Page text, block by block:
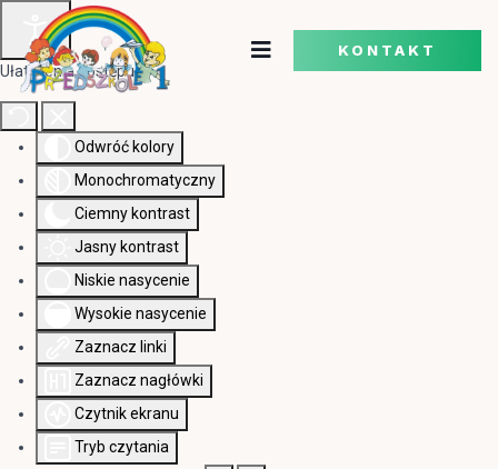
Ułatwienia dostępu
Odwróć kolory
Monochromatyczny
Ciemny kontrast
Jasny kontrast
Niskie nasycenie
Wysokie nasycenie
Zaznacz linki
Zaznacz nagłówki
Czytnik ekranu
Tryb czytania
KONTAKT